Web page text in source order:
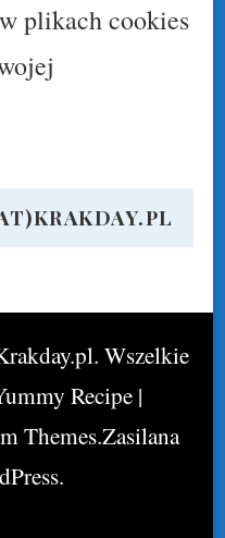
plikach cookies
. Wszelkie
Recipe |
Themes.Zasilana
.